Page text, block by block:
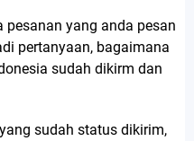
yang anda pesan
pertanyaan, bagaimana
sudah dikirm dan
sudah status dikirim,